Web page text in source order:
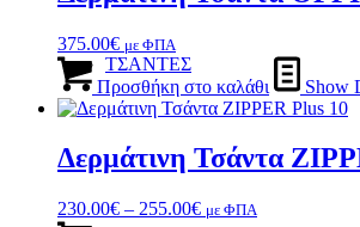
ΤΣΑΝΤΕΣ
του
παραλλαγές.
επιλογές
μπορούν
να
επιλεγούν
σελίδα
του
προϊόντος
375.00€ με ΦΠΑ
Προσθήκη στο καλάθι Show
Δερμάτινη Τσάντα
230.00€ – 255.00€Price
με ΦΠΑ